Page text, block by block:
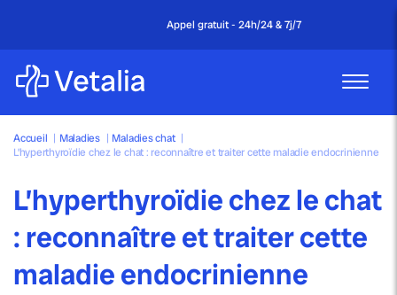
Appel gratuit - 24h/24 & 7j/7
Accueil | Maladies | Maladies chat |
L’hyperthyroïdie chez le chat : reconnaître et traiter cette maladie endocrinienne
L’hyperthyroïdie chez le chat
: reconnaître et traiter cette
maladie endocrinienne